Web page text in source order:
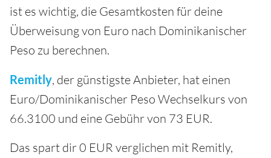
ist es wichtig, die Gesamtkosten für deine
Überweisung von Euro nach Dominikanischer
Peso zu berechnen.
Remitly, der günstigste Anbieter, hat einen
Euro/Dominikanischer Peso Wechselkurs von
66.3100 und eine Gebühr von 73 EUR.
Das spart dir 0 EUR verglichen mit Remitly,